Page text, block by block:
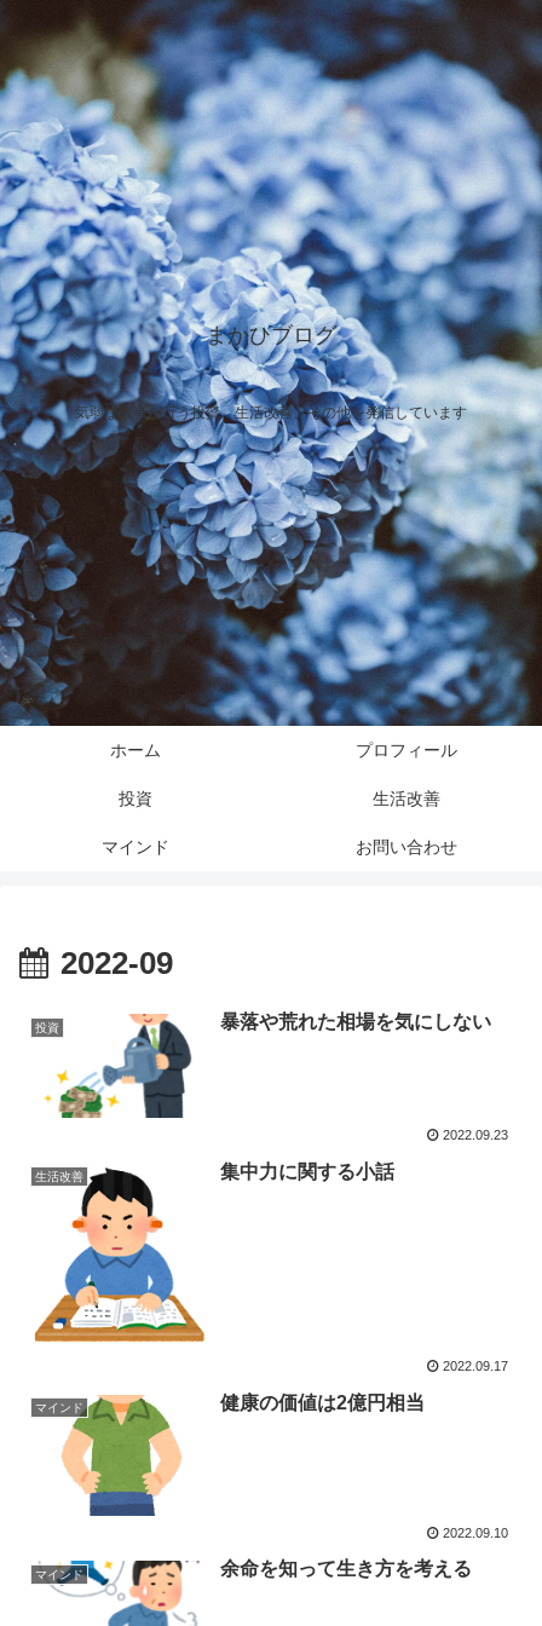
まかひブログ
気弱な敗者が行う投資、生活改善、その他を発信しています
ホーム プロフィール
投資 生活改善
マインド お問い合わせ
2022-09
投資 暴落や荒れた相場を気にしない
2022.09.23
生活改善 集中力に関する小話
2022.09.17
マインド 健康の価値は2億円相当
2022.09.10
マインド 余命を知って生き方を考える